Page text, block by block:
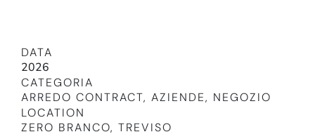
Retail
DATA
2026
CATEGORIA
ARREDO CONTRACT, AZIENDE, NEGOZIO
LOCATION
ZERO BRANCO, TREVISO